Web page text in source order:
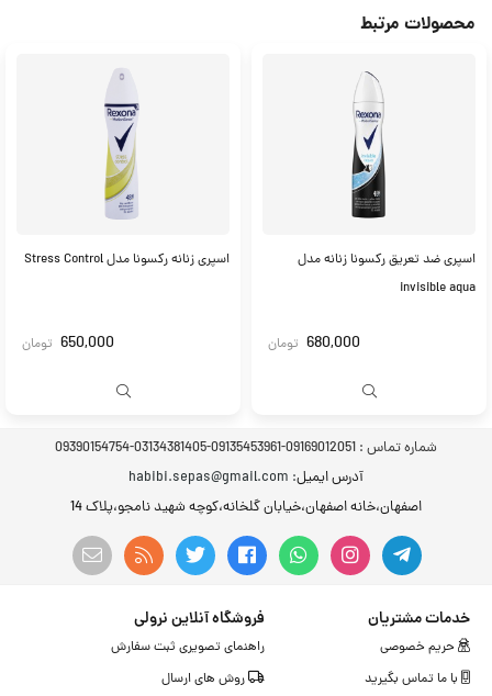
محصولات مرتبط
اسپری ضد تعریق رکسونا زنانه مدل
invisible aqua
680,000 تومان
اسپری زنانه رکسونا مدل Stress Control
650,000 تومان
شماره تماس : 09169012051-09135453961-03134381405-09390154754
آدرس ایمیل: habibi.sepas@gmail.com
اصفهان،خانه اصفهان،خیابان گلخانه،کوچه شهید نامجو،پلاک 14
خدمات مشتریان
حریم خصوصی
با ما تماس بگیرید
فروشگاه آنلاین نرولی
راهنمای تصویری ثبت سفارش
روش های ارسال